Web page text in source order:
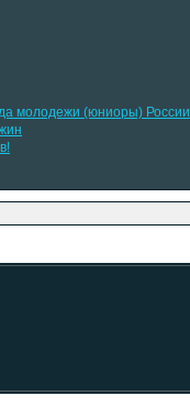
молодежи (юниоры) России